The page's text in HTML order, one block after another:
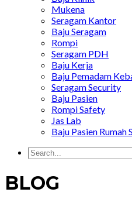
Mukena
Seragam Kantor
Baju Seragam
Rompi
Seragam PDH
Baju Kerja
Baju Pemadam
Seragam Security
Baju Pasien
Rompi Safety
Jas Lab
Baju Pasien Rumah
BLOG